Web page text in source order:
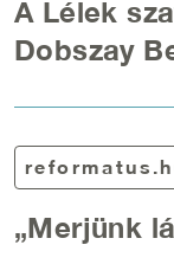
A Lélek
Dobszay
„Merjünk